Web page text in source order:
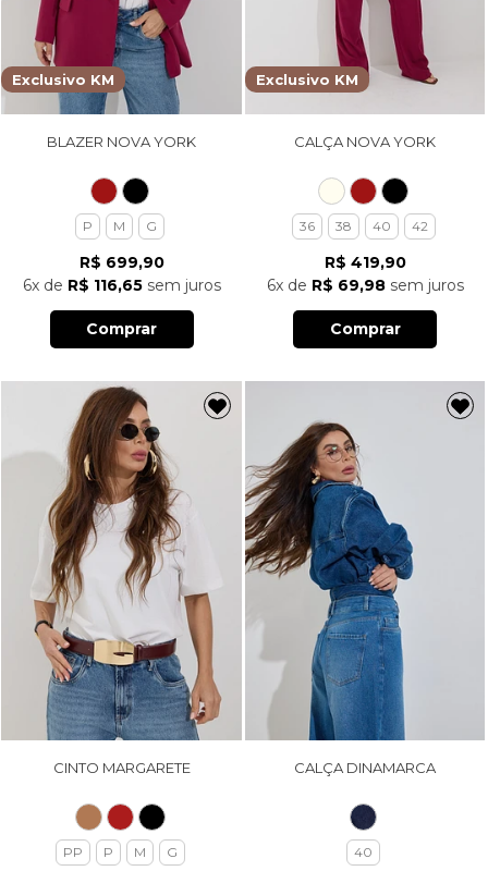
Exclusivo KM
BLAZER NOVA YORK
P M G
R$ 699,90
6xde R$ 116,65sem juros
Comprar
Exclusivo KM
CALÇA NOVA YORK
36 38 40 42
R$ 419,90
6xde R$ 69,98sem juros
Comprar
CINTO MARGARETE
PP P M G
CALÇA DINAMARCA
40